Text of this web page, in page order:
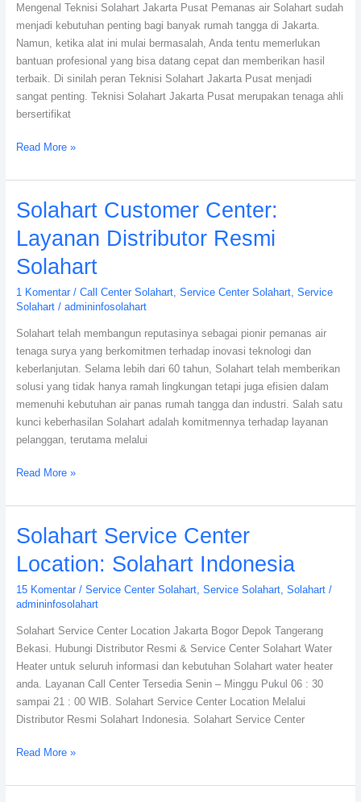
Mengenal Teknisi Solahart Jakarta Pusat Pemanas air Solahart sudah
menjadi kebutuhan penting bagi banyak rumah tangga di Jakarta.
Namun, ketika alat ini mulai bermasalah, Anda tentu memerlukan
bantuan profesional yang bisa datang cepat dan memberikan hasil
terbaik. Di sinilah peran Teknisi Solahart Jakarta Pusat menjadi
sangat penting. Teknisi Solahart Jakarta Pusat merupakan tenaga ahli
bersertifikat
Bergaransi
Read More »
Solahart Customer Center:
Layanan Distributor Resmi
Solahart
1 Komentar / Call Center Solahart, Service Center Solahart, Service
Solahart/ admininfosolahart
Solahart telah membangun reputasinya sebagai pionir pemanas air
tenaga surya yang berkomitmen terhadap inovasi teknologi dan
keberlanjutan. Selama lebih dari 60 tahun, Solahart telah memberikan
solusi yang tidak hanya ramah lingkungan tetapi juga efisien dalam
memenuhi kebutuhan air panas rumah tangga dan industri. Salah satu
kunci keberhasilan Solahart adalah komitmennya terhadap layanan
pelanggan, terutama melalui
Solahart
Customer
Center:
Layanan
Distributor
Resmi
Solahart
Read More »
Solahart Service Center
Location: Solahart Indonesia
15 Komentar / Service Center Solahart, Service Solahart, Solahart/
admininfosolahart
Solahart Service Center Location Jakarta Bogor Depok Tangerang
Bekasi. Hubungi Distributor Resmi & Service Center Solahart Water
Heater untuk seluruh informasi dan kebutuhan Solahart water heater
anda. Layanan Call Center Tersedia Senin – Minggu Pukul 06 : 30
sampai 21 : 00 WIB. Solahart Service Center Location Melalui
Distributor Resmi Solahart Indonesia. Solahart Service Center
Solahart
Service
Center
Location:
Solahart
Read More »